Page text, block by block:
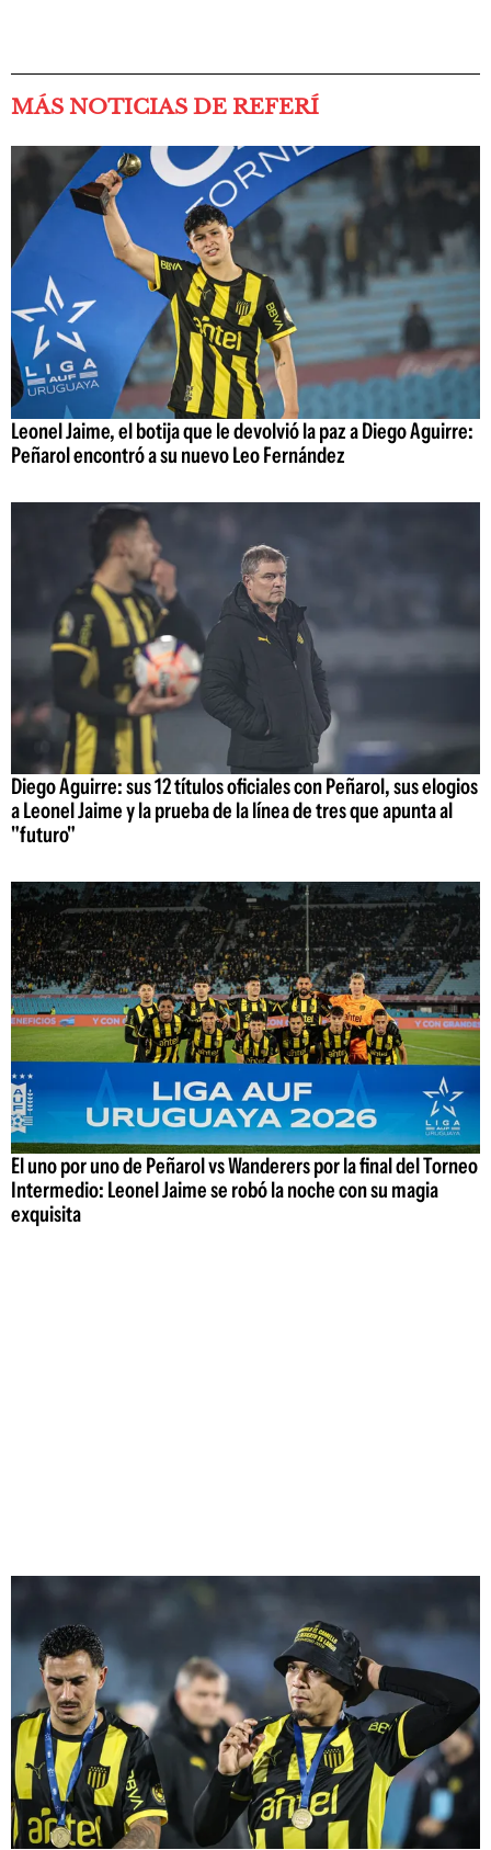
MÁS NOTICIAS DE REFERÍ
Leonel Jaime, el botija que le devolvió la paz a Diego Aguirre:
Peñarol encontró a su nuevo Leo Fernández
Diego Aguirre: sus 12 títulos oficiales con Peñarol, sus elogios
a Leonel Jaime y la prueba de la línea de tres que apunta al
"futuro"
El uno por uno de Peñarol vs Wanderers por la final del Torneo
Intermedio: Leonel Jaime se robó la noche con su magia
exquisita